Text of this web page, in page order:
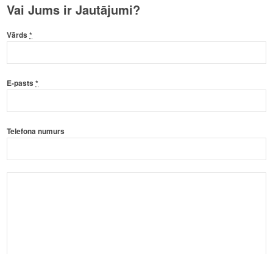
Vai Jums ir Jautājumi?
Vārds*
E-pasts*
Telefona numurs